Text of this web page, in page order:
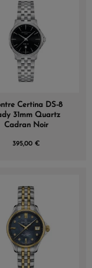
Certina DS-8
31mm Quartz
Cadran Noir
395,00 €